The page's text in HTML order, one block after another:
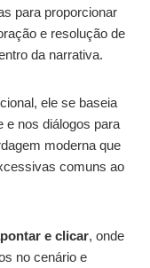
para proporcionar
e resolução de
da narrativa.
ele se baseia
e nos diálogos para
moderna que
comuns ao
e clicar, onde
no cenário e